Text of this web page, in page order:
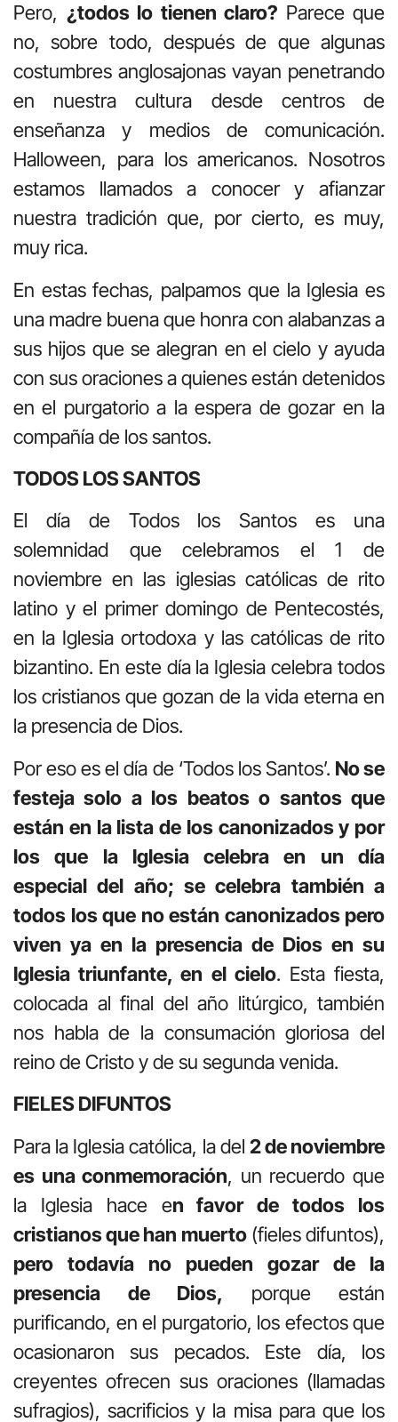
Pero, ¿todos lo tienen claro? Parece que
no, sobre todo, después de que algunas
costumbres anglosajonas vayan penetrando
en nuestra cultura desde centros de
enseñanza y medios de comunicación.
Halloween, para los americanos. Nosotros
estamos llamados a conocer y afianzar
nuestra tradición que, por cierto, es muy,
muy rica.
En estas fechas, palpamos que la Iglesia es
una madre buena que honra con alabanzas a
sus hijos que se alegran en el cielo y ayuda
con sus oraciones a quienes están detenidos
en el purgatorio a la espera de gozar en la
compañía de los santos.
TODOS LOS SANTOS
El día de Todos los Santos es una
solemnidad que celebramos el 1 de
noviembre en las iglesias católicas de rito
latino y el primer domingo de Pentecostés,
en la Iglesia ortodoxa y las católicas de rito
bizantino. En este día la Iglesia celebra todos
los cristianos que gozan de la vida eterna en
la presencia de Dios.
Por eso es el día de ‘Todos los Santos’. No se
festeja solo a los beatos o santos que
están en la lista de los canonizados y por
los que la Iglesia celebra en un día
especial del año; se celebra también a
todos los que no están canonizados pero
viven ya en la presencia de Dios en su
Iglesia triunfante, en el cielo. Esta fiesta,
colocada al final del año litúrgico, también
nos habla de la consumación gloriosa del
reino de Cristo y de su segunda venida.
FIELES DIFUNTOS
Para la Iglesia católica, la del 2 de noviembre
es una conmemoración, un recuerdo que
la Iglesia hace en favor de todos los
cristianos que han muerto(fieles difuntos),
pero todavía no pueden gozar de la
presencia de Dios, porque están
purificando, en el purgatorio, los efectos que
ocasionaron sus pecados. Este día, los
creyentes ofrecen sus oraciones (llamadas
sufragios), sacrificios y la misa para que los